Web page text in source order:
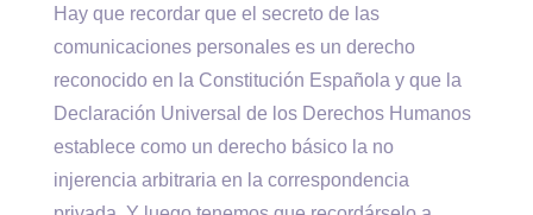
Hay que recordar que el secreto de las
comunicaciones personales es un derecho
reconocido en la Constitución Española y que la
Declaración Universal de los Derechos Humanos
establece como un derecho básico la no
injerencia arbitraria en la correspondencia